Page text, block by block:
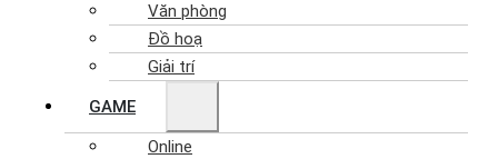
Văn phòng
Đồ hoạ
Giải trí
GAME
Online